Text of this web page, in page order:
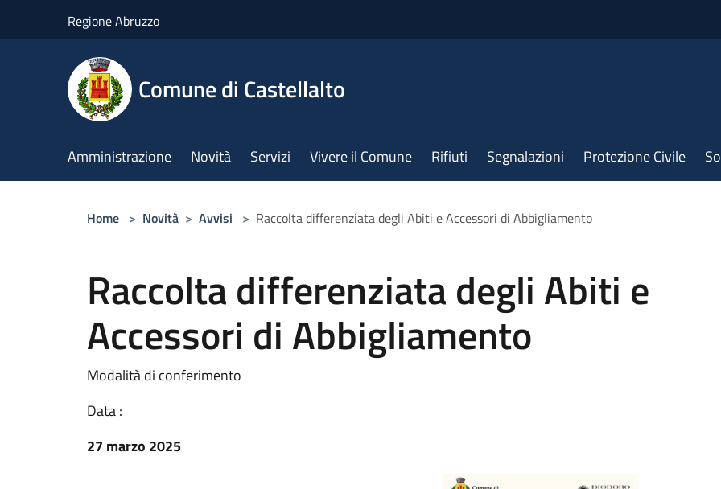
Regione Abruzzo
Comune di Castellalto
Amministrazione Novità Servizi Vivere il Comune Rifiuti Segnalazioni Protezione Civile
Home > Novità > Avvisi > Raccolta differenziata degli Abiti e Accessori di Abbigliamento
Raccolta differenziata degli Abiti e
Accessori di Abbigliamento
Modalità di conferimento
Data :
27 marzo 2025